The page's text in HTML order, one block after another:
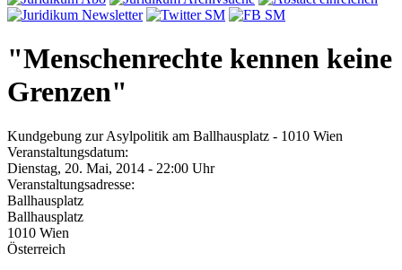
"Menschenrechte kennen keine
Grenzen"
Kundgebung zur Asylpolitik am Ballhausplatz - 1010 Wien
Veranstaltungsdatum:
Dienstag, 20. Mai, 2014 - 22:00 Uhr
Veranstaltungsadresse:
Ballhausplatz
Ballhausplatz
1010 Wien
Österreich